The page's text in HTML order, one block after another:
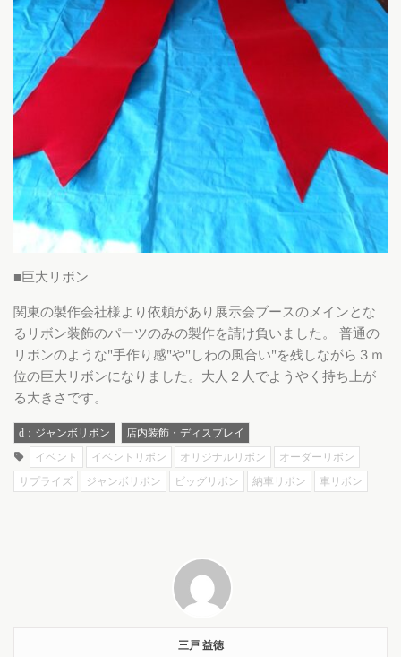
■巨大リボン
関東の製作会社様より依頼があり展示会ブースのメインとな
るリボン装飾のパーツのみの製作を請け負いました。 普通の
リボンのような"手作り感"や"しわの風合い"を残しながら３ｍ
位の巨大リボンになりました。大人２人でようやく持ち上が
る大きさです。
d：ジャンボリボン
店内装飾・ディスプレイ
イベント
イベントリボン オリジナルリボン
オーダーリボン
サプライズ
ジャンボリボン ビッグリボン 納車リボン 車リボン
三戸 益徳